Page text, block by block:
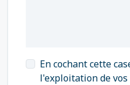
En cochant cette
l'exploitation de vos